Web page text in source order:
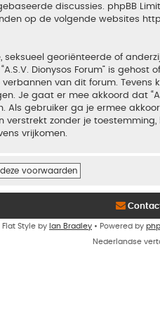
discussies. phpBB
op de volgende websites
georiënteerde of
Dionysos Forum” is gehost
van dit forum. Tevens
Je gaat er mee akkoord dat
Als gebruiker ga je ermee
zonder je toestemming,
vrijkomen.
Flat Style by Ian Bradley • Powered by
Nederlandse